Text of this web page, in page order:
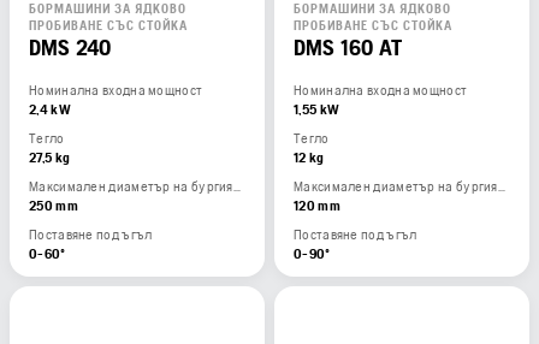
БОРМАШИНИ ЗА ЯДКОВО
ПРОБИВАНЕ СЪС СТОЙКА
DMS 240
Номинална входна мощност
2,4 kW
Тегло
27,5 kg
Максимален диаметър на бургията
250 mm
Поставяне под ъгъл
0-60º
БОРМАШИНИ ЗА ЯДКОВО
ПРОБИВАНЕ СЪС СТОЙКА
DMS 160 AT
Номинална входна мощност
1,55 kW
Тегло
12 kg
Максимален диаметър на бургията
120 mm
Поставяне под ъгъл
0-90º